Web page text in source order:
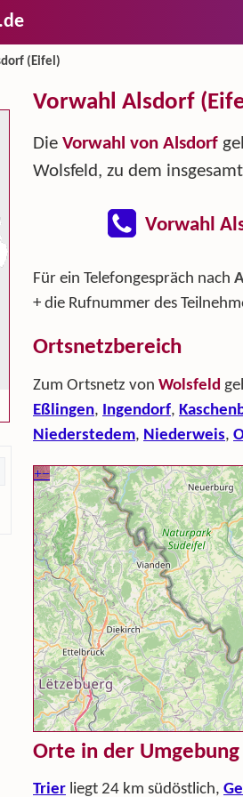
(Eifel)
Vorwahl Alsdorf
Die Vorwahl von Alsdorf
Wolsfeld, zu dem
Vorwahl
Für ein Telefongespräch nach
+ die Rufnummer des
Ortsnetzbereich
Zum Ortsnetz von Wolsfeld
Eßlingen, Ingendorf,
Niederstedem, Niederweis,
Orte in der Umgebung
Trier liegt 24 km südöstlich,